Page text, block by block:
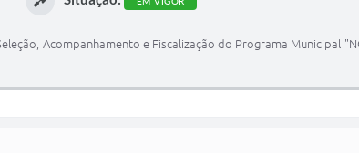
Acompanhamento e Fiscalização do Programa Municipal